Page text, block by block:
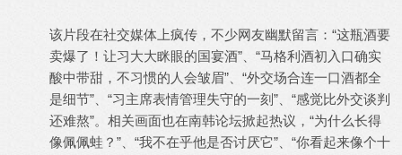
该片段在社交媒体上疯传，不少网友幽默留言：“这瓶酒要
卖爆了！让习大大眯眼的国宴酒”、“马格利酒初入口确实
酸中带甜，不习惯的人会皱眉”、“外交场合连一口酒都全
是细节”、“习主席表情管理失守的一刻”、“感觉比外交谈判
还难熬”。相关画面也在南韩论坛掀起热议，“为什么长得
像佩佩蛙？”、“我不在乎他是否讨厌它”、“你看起来像个十